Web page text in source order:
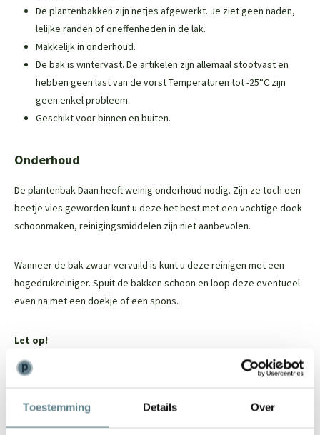
Toestemming Details Over
De plantenbakken zijn netjes afgewerkt. Je ziet geen naden,
lelijke randen of oneffenheden in de lak.
Makkelijk in onderhoud.
De bak is wintervast. De artikelen zijn allemaal stootvast en
hebben geen last van de vorst Temperaturen tot -25°C zijn
geen enkel probleem.
Geschikt voor binnen en buiten.
Onderhoud
De plantenbak Daan heeft weinig onderhoud nodig. Zijn ze toch een
beetje vies geworden kunt u deze het best met een vochtige doek
schoonmaken, reinigingsmiddelen zijn niet aanbevolen.
Wanneer de bak zwaar vervuild is kunt u deze reinigen met een
hogedrukreiniger. Spuit de bakken schoon en loop deze eventueel
even na met een doekje of een spons.
Let op!
Gebruik geen cleaner, reiniger of andere schoonmaak middelen